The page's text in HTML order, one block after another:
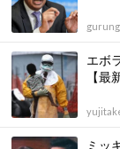
gurung
エボ
【最
ミッ